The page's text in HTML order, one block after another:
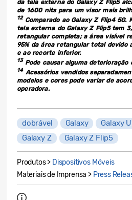
da tela externa do Galaxy Z Flip5
de 1600 nits para um visor mais
12Comparado ao Galaxy Z Flip4 5G.
tela externa do Galaxy Z Flip5 tem
retangular completa; a área visível
95% da área retangular total devido
e ao recorte inferior.
13Pode causar alguma deterioração
14Acessórios vendidos
modelos e cores pode variar de
operadora.
dobrável Galaxy
Galaxy
Galaxy Z
Galaxy Z Flip5
Produtos > Dispositivos Móveis
Materiais de Imprensa > Press